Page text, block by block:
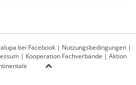
bei Facebook | Nutzungsbedingungen |
| Kooperation Fachverbände | Aktion